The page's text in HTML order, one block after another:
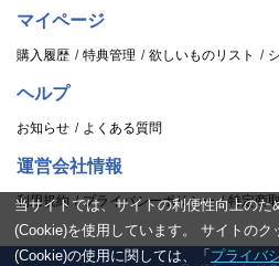
マイページ
購入履歴 特典管理 欲しいものリスト
ヘルプ
お知らせ よくある質問
運営会社情報
利用規約 プライバシーポリシー 特定商
当サイトでは、サイトの利便性向上のた
(Cookie)を使用しています。 サイトのク
(Cookie)の使用に関しては、「 プライバ